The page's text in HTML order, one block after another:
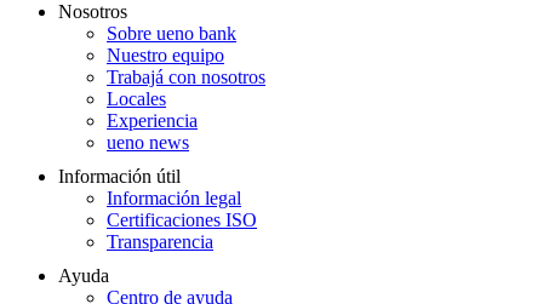
Nosotros
Sobre ueno bank
Nuestro equipo
Trabajá con nosotros
Locales
Experiencia
ueno news
Información útil
Información legal
Certificaciones ISO
Transparencia
Ayuda
Centro de ayuda